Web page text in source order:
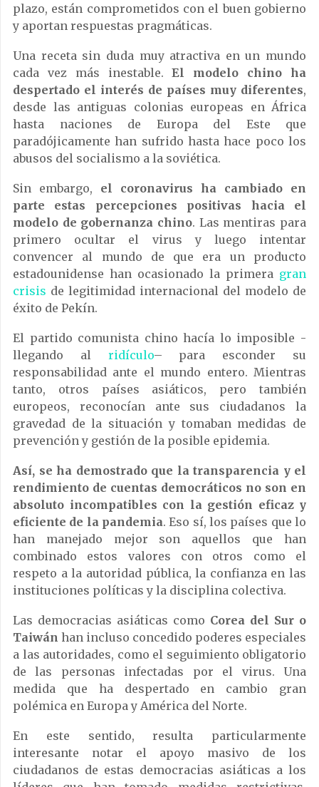
plazo, están comprometidos con el buen gobierno
y aportan respuestas pragmáticas.
Una receta sin duda muy atractiva en un mundo
cada vez más inestable.El modelo chino ha
despertado el interés de países muy diferentes,
desde las antiguas colonias europeas en África
hasta naciones de Europa del Este que
paradójicamente han sufrido hasta hace poco los
abusos del socialismo a la soviética.
Sin embargo, el coronavirus ha cambiado en
parte estas percepciones positivas hacia el
modelo de gobernanza chino. Las mentiras para
primero ocultar el virus y luego intentar
convencer al mundo de que era un producto
estadounidense han ocasionado la primera gran
crisis de legitimidad internacional del modelo de
éxito de Pekín.
El partido comunista chino hacía lo imposible -
llegando al ridículo– para esconder su
responsabilidad ante el mundo entero. Mientras
tanto, otros países asiáticos, pero también
europeos, reconocían ante sus ciudadanos la
gravedad de la situación y tomaban medidas de
prevención y gestión de la posible epidemia.
Así, se ha demostrado que la transparencia y el
rendimiento de cuentas democráticos no son en
absoluto incompatibles con la gestión eficaz y
eficiente de la pandemia. Eso sí, los países que lo
han manejado mejor son aquellos que han
combinado estos valores con otros como el
respeto a la autoridad pública, la confianza en las
instituciones políticas y la disciplina colectiva.
Las democracias asiáticas como Corea del Sur o
Taiwán han incluso concedido poderes especiales
a las autoridades, como el seguimiento obligatorio
de las personas infectadas por el virus. Una
medida que ha despertado en cambio gran
polémica en Europa y América del Norte.
En este sentido, resulta particularmente
interesante notar el apoyo masivo de los
ciudadanos de estas democracias asiáticas a los